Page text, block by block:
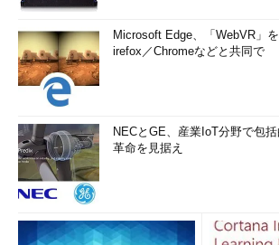
Microsoft Edge、「WebVR」
irefox／Chromeなどと共同で
NECとGE、産業IoT分野で包
革命を見据え